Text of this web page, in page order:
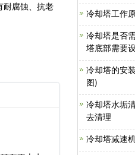
腐蚀、抗老
冷却塔工作
冷却塔是否
塔底部需要
冷却塔的安
图)
冷却塔水垢
去清理
冷却塔减速